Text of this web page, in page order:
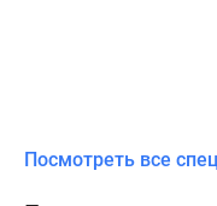
Посмотреть все